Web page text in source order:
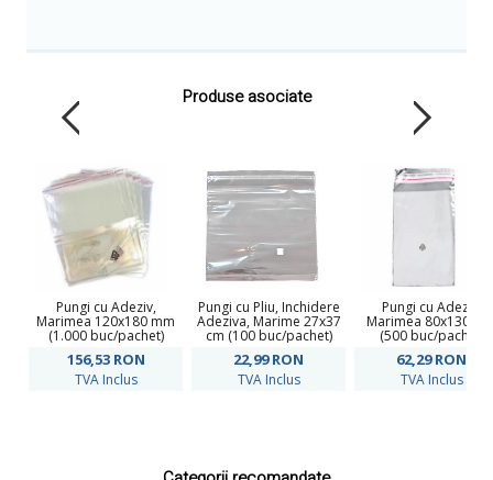
Produse asociate
Pungi cu Adeziv,
Marimea 120x180 mm
(1.000 buc/pachet)
156,53 RON
TVA Inclus
Pungi cu Pliu, Inchidere
Adeziva, Marime 27x37
cm (100 buc/pachet)
22,99RON
TVA Inclus
Pungi cu Adeziv,
Marimea 80x130
(500 buc/pachet)
62,29RON
TVA Inclus